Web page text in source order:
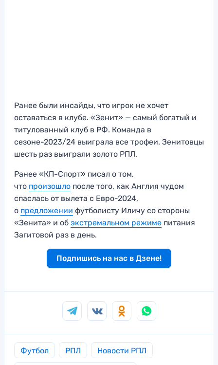
Ранее были инсайды, что игрок не хочет
оставаться в клубе. «Зенит» — самый богатый и
титулованный клуб в РФ. Команда в
сезоне-2023/24 выиграла все трофеи. Зенитовцы
шесть раз выиграли золото РПЛ.
Ранее «КП-Спорт» писал о том,
что произошло после того, как Англия чудом
спаслась от вылета с Евро-2024,
о предложении футболисту Иличу со стороны
«Зенита» и об экстремальном режиме питания
Загитовой раз в день.
Подпишись на нас в Дзене!
Футбол РПЛ Новости РПЛ